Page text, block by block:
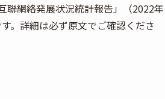
聯網絡発展状況統計報告」（2022年
。詳細は必ず原文でご確認くださ